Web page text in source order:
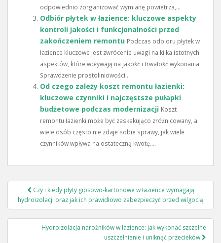
odpowiednio zorganizować wymianę powietrza,...
Odbiór płytek w łazience: kluczowe aspekty
kontroli jakości i funkcjonalności przed
zakończeniem remontu Podczas odbioru płytek w
łazience kluczowe jest zwrócenie uwagi na kilka istotnych
aspektów, które wpływają na jakość i trwałość wykonania.
Sprawdzenie prostoliniowości...
Od czego zależy koszt remontu łazienki:
kluczowe czynniki i najczęstsze pułapki
budżetowe podczas modernizacji Koszt
remontu łazienki może być zaskakująco zróżnicowany, a
wiele osób często nie zdaje sobie sprawy, jak wiele
czynników wpływa na ostateczną kwotę....
Nawigacja
wpisu
Czy i kiedy płyty gipsowo-kartonowe w łazience wymagają
hydroizolacji oraz jak ich prawidłowo zabezpieczyć przed wilgocią
Hydroizolacja narożników w łazience: jak wykonać szczelne
uszczelnienie i uniknąć przecieków